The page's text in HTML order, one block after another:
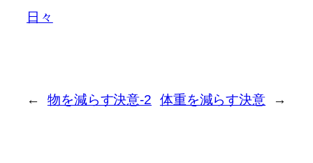
日々
← 物を減らす決意-2 体重を減らす決意 →